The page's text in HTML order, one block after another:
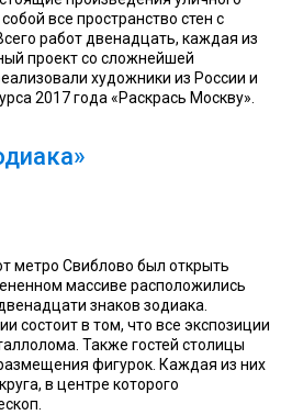
все пространство стен с
работ двенадцать, каждая из
проект со сложнейшей
художники из России и
2017 года «Раскрась Москву».
метро Свиблово был открыть
массиве расположились
знаков зодиака.
состоит в том, что все экспозиции
Также гостей столицы
фигурок. Каждая из них
в центре которого